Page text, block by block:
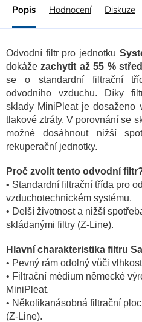
Popis Hodnocení Diskuze
Odvodní filtr pro jednotku
dokážezachytit až 55 %
se o standardní filtrační
odvodního vzduchu. Díky
sklady MiniPleat je dosaženo
tlakové ztráty. V porovnání se
možné dosáhnout nižší
rekuperační jednotky.
Proč zvolit tento odvodní
• Standardní filtrační třída pro
vzduchotechnickém systému.
• Delší životnost a nižší
skládanými filtry (Z-Line).
Hlavní charakteristika filtru
• Pevný rám odolný vůči
• Filtrační médium německé
MiniPleat.
• Několikanásobná filtrační
(Z-Line).